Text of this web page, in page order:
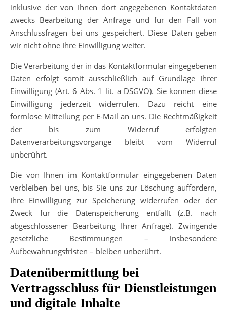
inklusive der von Ihnen dort angegebenen Kontaktdaten
zwecks Bearbeitung der Anfrage und für den Fall von
Anschlussfragen bei uns gespeichert. Diese Daten geben
wir nicht ohne Ihre Einwilligung weiter.
Die Verarbeitung der in das Kontaktformular eingegebenen
Daten erfolgt somit ausschließlich auf Grundlage Ihrer
Einwilligung (Art. 6 Abs. 1 lit. a DSGVO). Sie können diese
Einwilligung jederzeit widerrufen. Dazu reicht eine
formlose Mitteilung per E-Mail an uns. Die Rechtmäßigkeit
der bis zum Widerruf erfolgten
Datenverarbeitungsvorgänge bleibt vom Widerruf
unberührt.
Die von Ihnen im Kontaktformular eingegebenen Daten
verbleiben bei uns, bis Sie uns zur Löschung auffordern,
Ihre Einwilligung zur Speicherung widerrufen oder der
Zweck für die Datenspeicherung entfällt (z.B. nach
abgeschlossener Bearbeitung Ihrer Anfrage). Zwingende
gesetzliche Bestimmungen – insbesondere
Aufbewahrungsfristen – bleiben unberührt.
Datenübermittlung bei
Vertragsschluss für Dienstleistungen
und digitale Inhalte